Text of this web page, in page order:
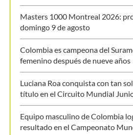
MANTENTE EN CONTACTO
Últimos posts
Alexandrova le toma la medida a